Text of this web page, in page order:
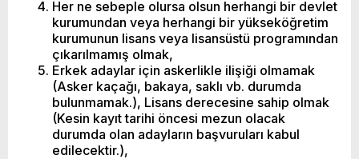
Her ne sebeple olursa olsun herhangi bir devlet
kurumundan veya herhangi bir yükseköğretim
kurumunun lisans veya lisansüstü programından
çıkarılmamış olmak,
Erkek adaylar için askerlikle ilişiği olmamak
(Asker kaçağı, bakaya, saklı vb. durumda
bulunmamak.), Lisans derecesine sahip olmak
(Kesin kayıt tarihi öncesi mezun olacak
durumda olan adayların başvuruları kabul
edilecektir.),